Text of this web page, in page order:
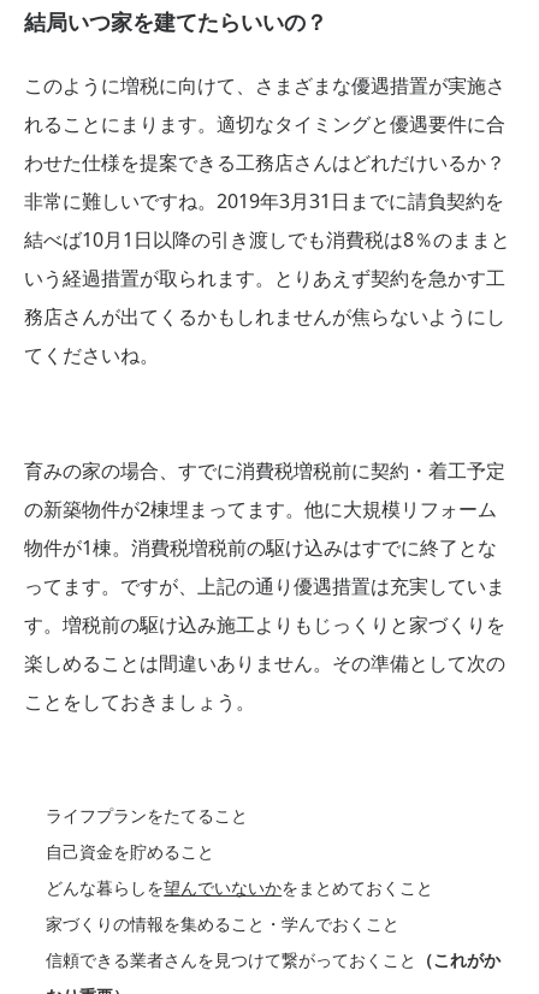
結局いつ家を建てたらいいの？
このように増税に向けて、さまざまな優遇措置が実施さ
れることにまります。適切なタイミングと優遇要件に合
わせた仕様を提案できる工務店さんはどれだけいるか？
非常に難しいですね。2019年3月31日までに請負契約を
結べば10月1日以降の引き渡しでも消費税は8％のままと
いう経過措置が取られます。とりあえず契約を急かす工
務店さんが出てくるかもしれませんが焦らないようにし
てくださいね。
育みの家の場合、すでに消費税増税前に契約・着工予定
の新築物件が2棟埋まってます。他に大規模リフォーム
物件が1棟。消費税増税前の駆け込みはすでに終了とな
ってます。ですが、上記の通り優遇措置は充実していま
す。増税前の駆け込み施工よりもじっくりと家づくりを
楽しめることは間違いありません。その準備として次の
ことをしておきましょう。
ライフプランをたてること
自己資金を貯めること
どんな暮らしを望んでいないかをまとめておくこと
家づくりの情報を集めること・学んでおくこと
信頼できる業者さんを見つけて繋がっておくこと
（これがか